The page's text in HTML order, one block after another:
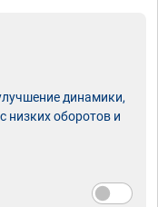
динамики,
низких оборотов и